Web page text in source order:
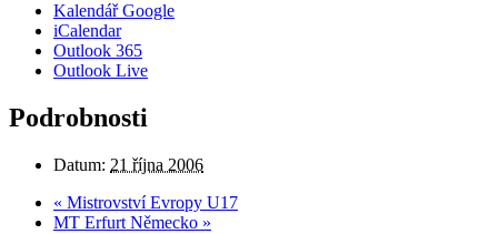
Kalendář Google
iCalendar
Outlook 365
Outlook Live
Podrobnosti
Datum: 21 října 2006
« Mistrovství Evropy U17
MT Erfurt Německo »